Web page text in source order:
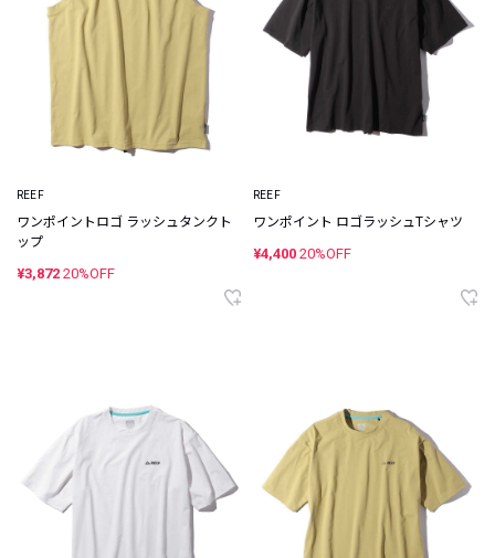
REEF
ワンポイントロゴ ラッシュタンクト
ップ
¥3,872 20%OFF
REEF
ワンポイント ロゴラッシュTシャツ
¥4,400 20%OFF